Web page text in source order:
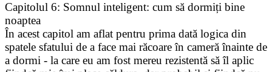
Capitolul 6: Somnul inteligent: cum să dormiți bine
noaptea
În acest capitol am aflat pentru prima dată logica din
spatele sfatului de a face mai răcoare în cameră înainte de
a dormi - la care eu am fost mereu rezistentă să îl aplic